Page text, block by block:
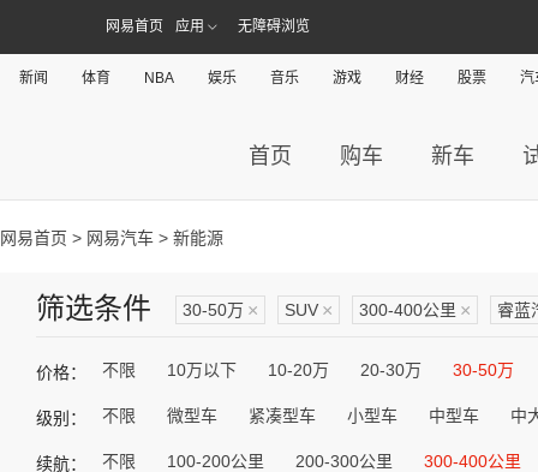
网易首页 应用 无障碍浏览
新闻 体育 NBA 娱乐 音乐 游戏 财经 股票 汽
首页 购车 新车
网易首页 > 网易汽车 > 新能源
筛选条件 30-50万 × SUV × 300-400公里 × 睿蓝
价格： 不限 10万以下 10-20万 20-30万 30-50万
级别： 不限 微型车 紧凑型车 小型车 中型车 中
续航： 不限 100-200公里 200-300公里 300-400公里